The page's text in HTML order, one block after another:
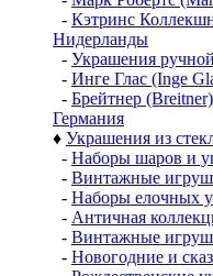
- Кэтринс
Нидерланды
- Украшения
- Инге Глас (Inge
- Брейтнер
Германия
♦ Украшения из
- Наборы шаров и
- Винтажные
- Наборы елочных
- Античная
- Винтажные
- Новогодние и